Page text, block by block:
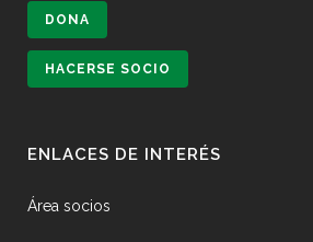
DONA
HACERSE SOCIO
ENLACES DE INTERÉS
Área socios